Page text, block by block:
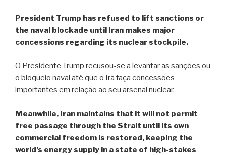
President Trump has refused to lift sanctions or
the naval blockade until Iran makes major
concessions regarding its nuclear stockpile.
O Presidente Trump recusou-se a levantar as sanções ou
o bloqueio naval até que o Irã faça concessões
importantes em relação ao seu arsenal nuclear.
Meanwhile, Iran maintains that it will not permit
free passage through the Strait until its own
commercial freedom is restored, keeping the
world’s energy supply in a state of high-stakes